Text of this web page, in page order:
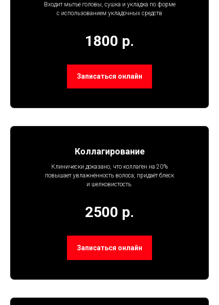
Входит мытье головы, сушка и укладка по форме
с использованием укладочных средств
1800 р.
Записаться онлайн
Коллагирование
Клинически доказано, что коллаген на 20%
повышает увлажнённость волоса, придаёт блеск
и шелковистость.
2500 р.
Записаться онлайн